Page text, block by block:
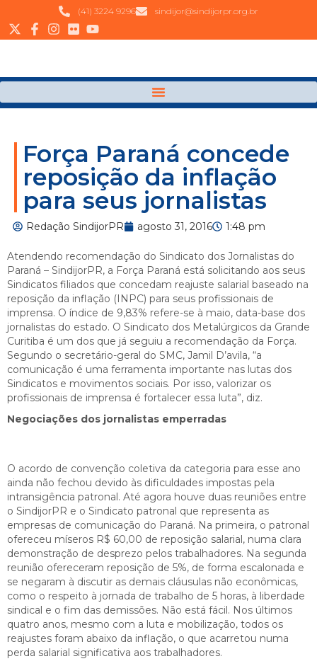
(41) 3224 9296 sindijor@sindijorpr.org.br
Força Paraná concede
reposição da inflação
para seus jornalistas
Redação SindijorPR agosto 31, 2016 1:48 pm
Atendendo recomendação do Sindicato dos Jornalistas do
Paraná – SindijorPR, a Força Paraná está solicitando aos seus
Sindicatos filiados que concedam reajuste salarial baseado na
reposição da inflação (INPC) para seus profissionais de
imprensa. O índice de 9,83% refere-se à maio, data-base dos
jornalistas do estado. O Sindicato dos Metalúrgicos da Grande
Curitiba é um dos que já seguiu a recomendação da Força.
Segundo o secretário-geral do SMC, Jamil D’avila, “a
comunicação é uma ferramenta importante nas lutas dos
Sindicatos e movimentos sociais. Por isso, valorizar os
profissionais de imprensa é fortalecer essa luta”, diz.
Negociações dos jornalistas emperradas
O acordo de convenção coletiva da categoria para esse ano
ainda não fechou devido às dificuldades impostas pela
intransigência patronal. Até agora houve duas reuniões entre
o SindijorPR e o Sindicato patronal que representa as
empresas de comunicação do Paraná. Na primeira, o patronal
ofereceu míseros R$ 60,00 de reposição salarial, numa clara
demonstração de desprezo pelos trabalhadores. Na segunda
reunião ofereceram reposição de 5%, de forma escalonada e
se negaram à discutir as demais cláusulas não econômicas,
como o respeito à jornada de trabalho de 5 horas, à liberdade
sindical e o fim das demissões. Não está fácil. Nos últimos
quatro anos, mesmo com a luta e mobilização, todos os
reajustes foram abaixo da inflação, o que acarretou numa
perda salarial significativa aos trabalhadores.